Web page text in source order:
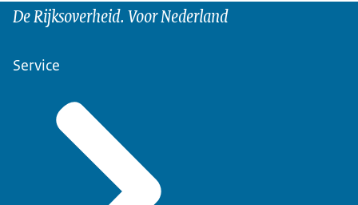
De Rijksoverheid. Voor Nederland
Service